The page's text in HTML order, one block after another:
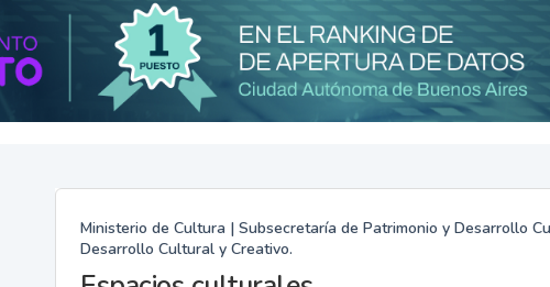
Ministerio de Cultura | Subsecretaría de Patrimonio y Desarrollo
Desarrollo Cultural y Creativo.